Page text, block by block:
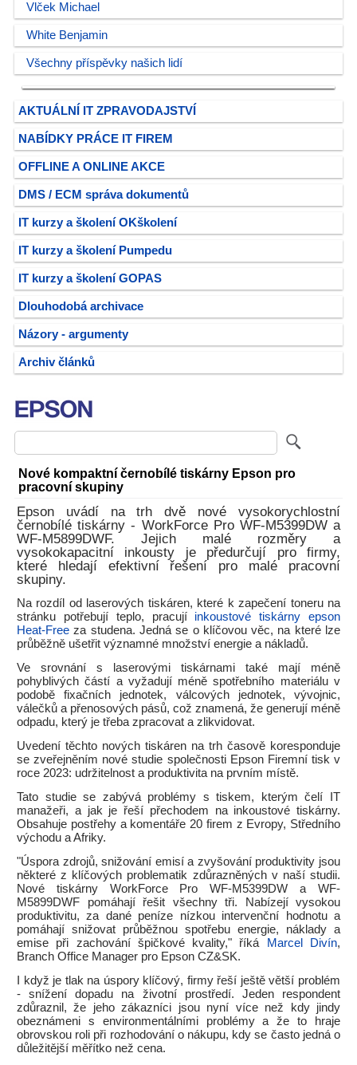
Vlček Michael
White Benjamin
Všechny příspěvky našich lidí
AKTUÁLNÍ IT ZPRAVODAJSTVÍ
NABÍDKY PRÁCE IT FIREM
OFFLINE A ONLINE AKCE
DMS / ECM správa dokumentů
IT kurzy a školení OKškolení
IT kurzy a školení Pumpedu
IT kurzy a školení GOPAS
Dlouhodobá archivace
Názory - argumenty
Archiv článků
Nové kompaktní černobílé tiskárny Epson pro
pracovní skupiny
Epson uvádí na trh dvě nové vysokorychlostní
černobílé tiskárny - WorkForce Pro WF-M5399DW a
WF-M5899DWF. Jejich malé rozměry a
vysokokapacitní inkousty je předurčují pro firmy,
které hledají efektivní řešení pro malé pracovní
skupiny.
Na rozdíl od laserových tiskáren, které k zapečení toneru na
stránku potřebují teplo, pracují inkoustové tiskárny epson
Heat-Free za studena. Jedná se o klíčovou věc, na které lze
průběžně ušetřit významné množství energie a nákladů.
Ve srovnání s laserovými tiskárnami také mají méně
pohyblivých částí a vyžadují méně spotřebního materiálu v
podobě fixačních jednotek, válcových jednotek, vývojnic,
válečků a přenosových pásů, což znamená, že generují méně
odpadu, který je třeba zpracovat a zlikvidovat.
Uvedení těchto nových tiskáren na trh časově koresponduje
se zveřejněním nové studie společnosti Epson Firemní tisk v
roce 2023: udržitelnost a produktivita na prvním místě.
Tato studie se zabývá problémy s tiskem, kterým čelí IT
manažeři, a jak je řeší přechodem na inkoustové tiskárny.
Obsahuje postřehy a komentáře 20 firem z Evropy, Středního
východu a Afriky.
"Úspora zdrojů, snižování emisí a zvyšování produktivity jsou
některé z klíčových problematik zdůrazněných v naší studii.
Nové tiskárny WorkForce Pro WF-M5399DW a WF-
M5899DWF pomáhají řešit všechny tři. Nabízejí vysokou
produktivitu, za dané peníze nízkou intervenční hodnotu a
pomáhají snižovat průběžnou spotřebu energie, náklady a
emise při zachování špičkové kvality," říká
Marcel Divín,
Branch Office Manager pro Epson CZ&SK.
I když je tlak na úspory klíčový, firmy řeší ještě větší problém
- snížení dopadu na životní prostředí. Jeden respondent
zdůraznil, že jeho zákazníci jsou nyní více než kdy jindy
obeznámeni s environmentálními problémy a že to hraje
obrovskou roli při rozhodování o nákupu, kdy se často jedná o
důležitější měřítko než cena.